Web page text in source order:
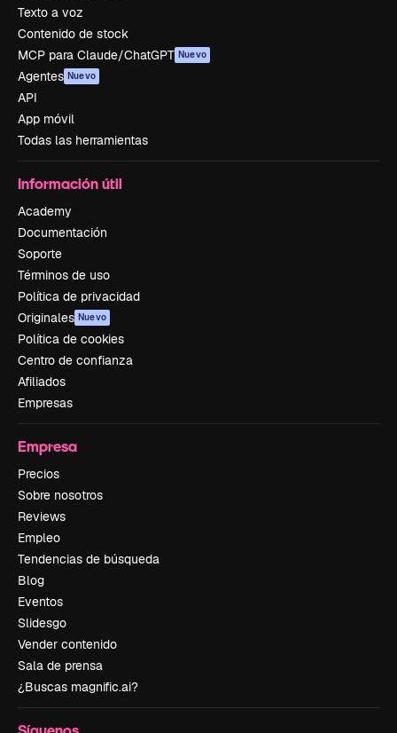
Texto a voz
Contenido de stock
MCP para Claude/ChatGPT Nuevo
Agentes Nuevo
API
App móvil
Todas las herramientas
Información útil
Academy
Documentación
Soporte
Términos de uso
Política de privacidad
Originales Nuevo
Política de cookies
Centro de confianza
Afiliados
Empresas
Empresa
Precios
Sobre nosotros
Reviews
Empleo
Tendencias de búsqueda
Blog
Eventos
Slidesgo
Vender contenido
Sala de prensa
¿Buscas magnific.ai?